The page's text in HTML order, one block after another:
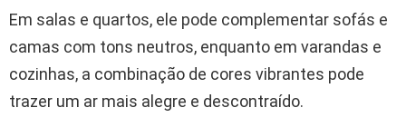
Em salas e quartos, ele pode complementar sofás e
camas com tons neutros, enquanto em varandas e
cozinhas, a combinação de cores vibrantes pode
trazer um ar mais alegre e descontraído.